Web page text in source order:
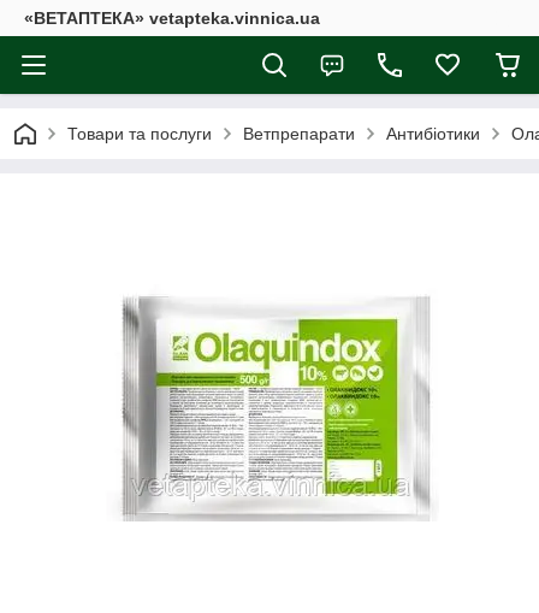
«ВЕТАПТЕКА» vetapteka.vinnica.ua
Товари та послуги Ветпрепарати Антибіотики